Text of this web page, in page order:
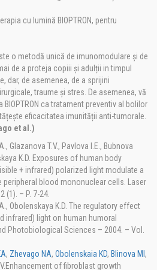
cu lumină BIOPTRON, pentru
o metodă unică de imunomodulare și de
de a proteja copiii și adulții in timpul
dar, de asemenea, de a sprijini
traume și stres. De asemenea, vă
ca tratament preventiv al bolilor
eficacitatea imunității anti-tumorale.
et al.)
Glazanova T.V., Pavlova I.E., Bubnova
K.D. Exposures of human body
+ infrared) polarized light modulate a
peripheral blood mononuclear cells. Laser
(1). – P. 7-24.
Obolenskaya K.D. The regulatory effect
infrared) light on human humoral
Photobiological Sciences – 2004. – Vol.
, Zhevago NA, Obolenskaia KD, Blinova MI ,
of fibroblast growth